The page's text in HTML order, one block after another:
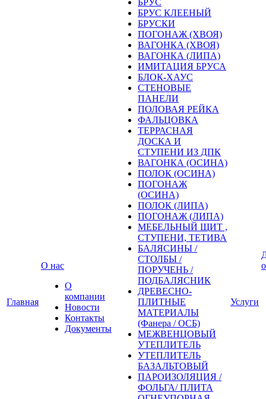
Главная
О нас
О
компании
Новости
Контакты
Документы
БРУС
БРУС КЛЕЕНЫЙ
БРУСКИ
ПОГОНАЖ (ХВОЯ)
ВАГОНКА (ХВОЯ)
ВАГОНКА (ЛИПА)
ИМИТАЦИЯ БРУСА
БЛОК-ХАУС
СТЕНОВЫЕ
ПАНЕЛИ
ПОЛОВАЯ РЕЙКА
ФАЛЬЦОВКА
ТЕРРАСНАЯ
ДОСКА И
СТУПЕНИ ИЗ ДПК
ВАГОНКА (ОСИНА)
ПОЛОК (ОСИНА)
ПОГОНАЖ
(ОСИНА)
ПОЛОК (ЛИПА)
ПОГОНАЖ (ЛИПА)
МЕБЕЛЬНЫЙ ЩИТ ,
СТУПЕНИ, ТЕТИВА
БАЛЯСИНЫ /
СТОЛБЫ /
ПОРУЧЕНЬ /
ПОДБАЛЯСНИК
ДРЕВЕСНО-
ПЛИТНЫЕ
МАТЕРИАЛЫ
(Фанера / ОСБ)
МЕЖВЕНЦОВЫЙ
УТЕПЛИТЕЛЬ
УТЕПЛИТЕЛЬ
БАЗАЛЬТОВЫЙ
ПАРОИЗОЛЯЦИЯ /
ФОЛЬГА/ ПЛИТА
Услуги